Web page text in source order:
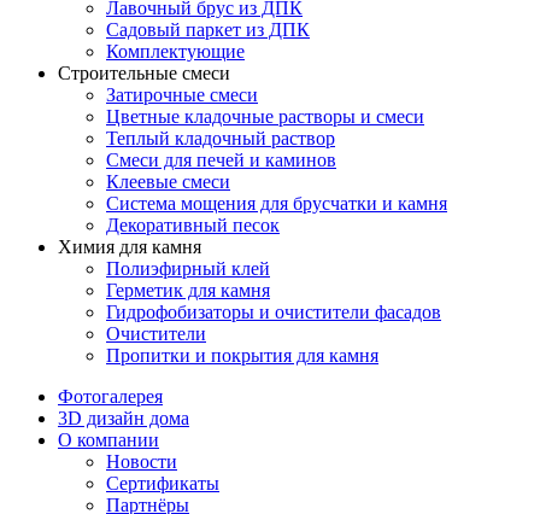
Лавочный брус из ДПК
Садовый паркет из ДПК
Комплектующие
Строительные смеси
Затирочные смеси
Цветные кладочные растворы и смеси
Теплый кладочный раствор
Смеси для печей и каминов
Клеевые смеси
Система мощения для брусчатки и камня
Декоративный песок
Химия для камня
Полиэфирный клей
Герметик для камня
Гидрофобизаторы и очистители фасадов
Очистители
Пропитки и покрытия для камня
Фотогалерея
3D дизайн дома
О компании
Новости
Сертификаты
Партнёры